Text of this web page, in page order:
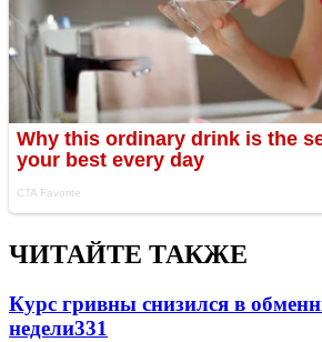
ЧИТАЙТЕ ТАКЖЕ
Курс гривны снизился в
недели331